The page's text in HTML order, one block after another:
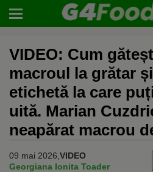
VIDEO: Cum
macroul la grătar
etichetă la care
uită. Marian
neapărat macrou
09 mai 2026, VIDEO
Georgiana Ionita Toader